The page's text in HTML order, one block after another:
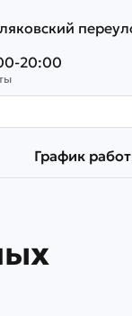
20:00
График